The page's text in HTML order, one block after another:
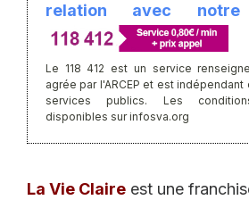
relation avec
Le 118 412 est un service
agrée par l'ARCEP et est
services publics. Les
disponibles sur infosva.org
La Vie Claire est une